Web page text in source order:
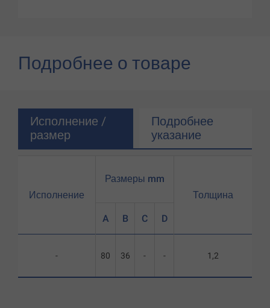
Подробнее о товаре
Исполнение /
размер
Подробнее
указание
Исполнение
-
Размеры mm
A B C D
80 36 - -
Толщина
1,2